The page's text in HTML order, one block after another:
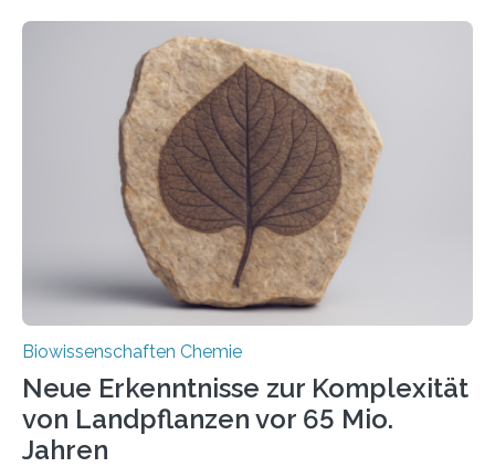
der Ruhr-Universität Bochum um Prof. Dr. Ralf Erdmann
und Dr. Ismaila Francis Yusuf hat nun einen bislang
unbekannten Qualitätskontrollmechanismus des
peroxisomalen Proteintransports in der Bäckerhefe
Saccharomyces cerevisiae entdeckt, der für die
Funktionsfähigkeit der Organellen entscheidend ist. Die
Studie wurde am 28. Oktober 2025 in der
Fachzeitschrift…
Biowissenschaften Chemie
Neue Erkenntnisse zur Komplexität
von Landpflanzen vor 65 Mio.
Jahren